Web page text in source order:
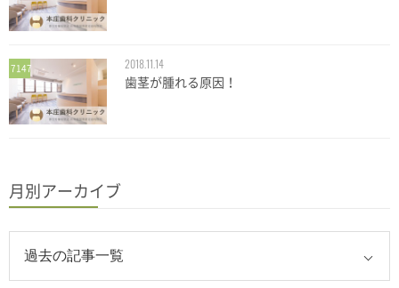
7147 2018.11.14
歯茎が腫れる原因！
月別アーカイブ